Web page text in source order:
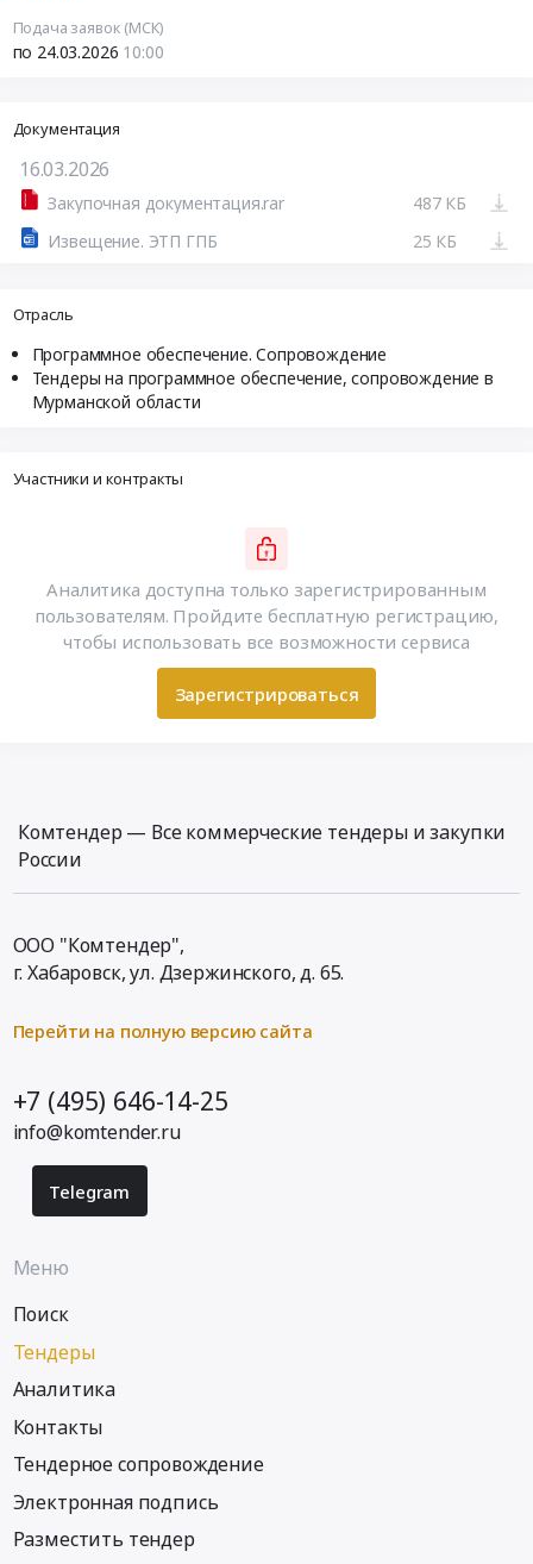
Подача заявок (МСК)
по 24.03.2026 10:00
Документация
16.03.2026
Закупочная документация.rar
487 КБ
Извещение. ЭТП ГПБ
25 КБ
Отрасль
Программное обеспечение. Сопровождение
Тендеры на программное обеспечение, сопровождение в
Мурманской области
Участники и контракты
Аналитика доступна только зарегистрированным
пользователям. Пройдите бесплатную регистрацию,
чтобы использовать все возможности сервиса
Зарегистрироваться
Комтендер — Все коммерческие тендеры и закупки
России
ООО "Комтендер",
г. Хабаровск,ул. Дзержинского, д. 65.
Перейти на полную версию сайта
+7 (495) 646-14-25
info@komtender.ru
Telegram
Меню
Поиск
Тендеры
Аналитика
Контакты
Тендерное сопровождение
Электронная подпись
Разместить тендер